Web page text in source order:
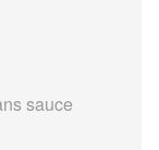
sauce